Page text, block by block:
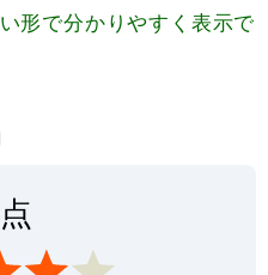
形で分かりやすく表示で
点